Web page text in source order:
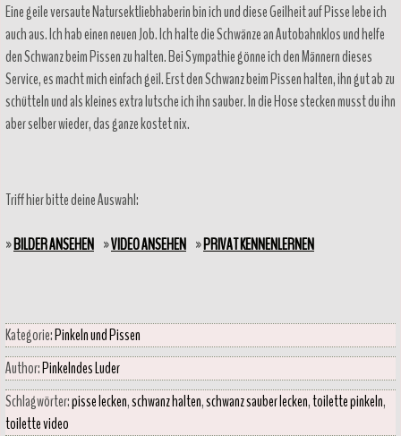
Eine geile versaute Natursektliebhaberin bin ich und diese Geilheit auf Pisse lebe ich
auch aus. Ich hab einen neuen Job. Ich halte die Schwänze an Autobahnklos und helfe
den Schwanz beim Pissen zu halten. Bei Sympathie gönne ich den Männern dieses
Service, es macht mich einfach geil. Erst den Schwanz beim Pissen halten, ihn gut ab zu
schütteln und als kleines extra lutsche ich ihn sauber. In die Hose stecken musst du ihn
aber selber wieder, das ganze kostet nix.
Triff hier bitte deine Auswahl:
»BILDER ANSEHEN »VIDEO ANSEHEN »PRIVAT KENNENLERNEN
Kategorie:Pinkeln und Pissen
Author:Pinkelndes Luder
Schlagwörter:pisse lecken,schwanz halten,schwanz sauber lecken,toilette pinkeln,
toilette video